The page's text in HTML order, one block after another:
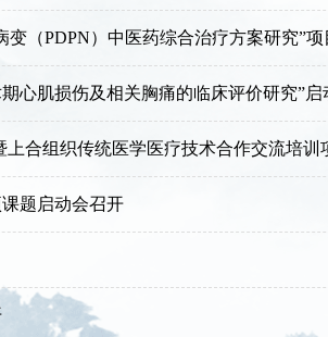
（PDPN）中医药综合治疗方案研究”
心肌损伤及相关胸痛的临床评价研究”
合组织传统医学医疗技术合作交流培训
题启动会召开